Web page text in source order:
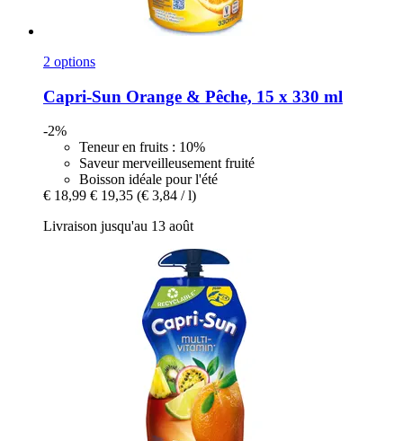
2 options
Capri-Sun Orange & Pêche, 15 x 330 ml
-2%
Teneur en fruits : 10%
Saveur merveilleusement fruité
Boisson idéale pour l'été
€ 18,99 € 19,35 (€ 3,84 / l)
Livraison jusqu'au 13 août